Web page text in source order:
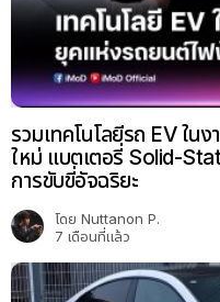
รวมเทคโนโลยีรถ EV ใ
ใหม่ แบตเตอรี่ Solid-
การขับขี่อัจฉริยะ
โดย Nuttanon P.
7 เดือนที่แล้ว